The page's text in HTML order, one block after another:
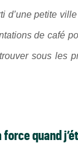
petite
de café
sous les
force quand